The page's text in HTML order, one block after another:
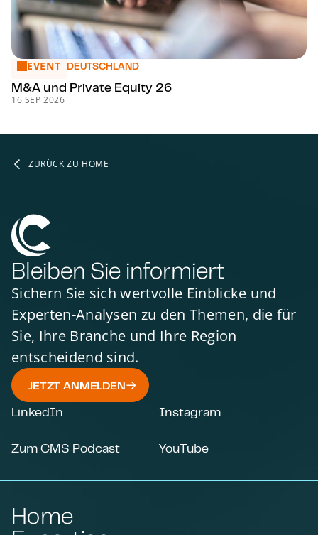
M&A und Private Equity 26
EVENT DEUTSCHLAND
M&A und Private Equity 26
16 SEP 2026
ZURÜCK ZU HOME
Bleiben Sie informiert
Sichern Sie sich wertvolle Einblicke und
Experten-Analysen zu den Themen, die für
Sie, Ihre Branche und Ihre Region
entscheidend sind.
JETZT ANMELDEN
LinkedIn Instagram
Zum CMS Podcast YouTube
Home